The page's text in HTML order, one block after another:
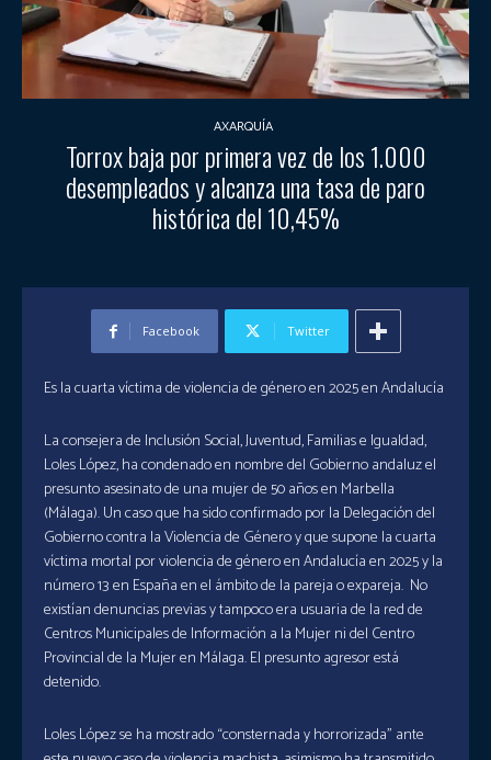
AXARQUÍA
Torrox baja por primera vez de los 1.000
desempleados y alcanza una tasa de paro
histórica del 10,45%
Facebook Twitter
Es la cuarta víctima de violencia de género en 2025 en Andalucía
La consejera de Inclusión Social, Juventud, Familias e Igualdad,
Loles López, ha condenado en nombre del Gobierno andaluz el
presunto asesinato de una mujer de 50 años en Marbella
(Málaga). Un caso que ha sido confirmado por la Delegación del
Gobierno contra la Violencia de Género y que supone la cuarta
víctima mortal por violencia de género en Andalucía en 2025 y la
número 13 en España en el ámbito de la pareja o expareja. No
existían denuncias previas y tampoco era usuaria de la red de
Centros Municipales de Información a la Mujer ni del Centro
Provincial de la Mujer en Málaga. El presunto agresor está
detenido.
Loles López se ha mostrado “consternada y horrorizada” ante